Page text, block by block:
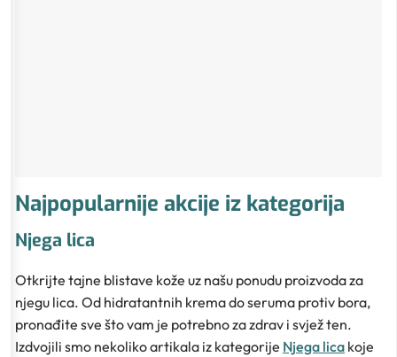
Najpopularnije akcije iz kategorija
Njega lica
Otkrijte tajne blistave kože uz našu ponudu proizvoda za
njegu lica. Od hidratantnih krema do seruma protiv bora,
pronađite sve što vam je potrebno za zdrav i svjež ten.
Izdvojili smo nekoliko artikala iz kategorije Njega lica koje